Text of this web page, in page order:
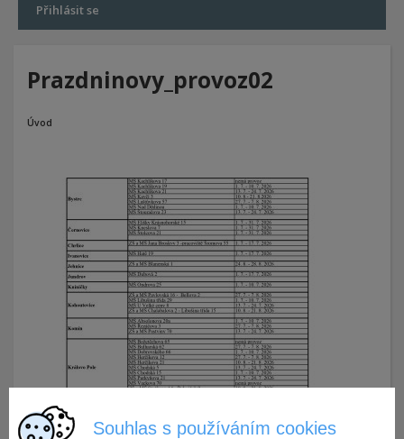
Souhlas s používáním cookies
Přihlásit se
Prazdninovy_provoz02
Úvod